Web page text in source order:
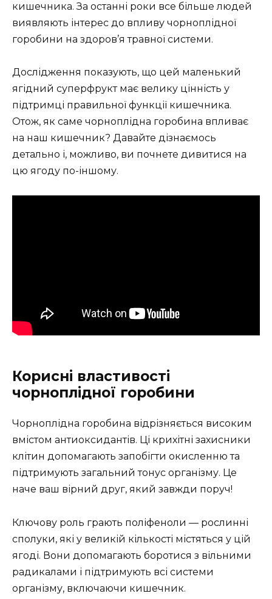
кишечника. За останні роки все більше людей
виявляють інтерес до впливу чорноплідної
горобини на здоров’я травної системи.
Дослідження показують, що цей маленький
ягідний суперфрукт має велику цінність у
підтримці правильної функції кишечника.
Отож, як саме чорноплідна горобина впливає
на наш кишечник? Давайте дізнаємось
детально і, можливо, ви почнете дивитися на
цю ягоду по-іншому.
Корисні властивості
чорноплідної горобини
Чорноплідна горобина відрізняється високим
вмістом антиоксидантів. Ці крихітні захисники
клітин допомагають запобігти окисленню та
підтримують загальний тонус організму. Це
наче ваш вірний друг, який завжди поруч!
Ключову роль грають поліфеноли — рослинні
сполуки, які у великій кількості містяться у цій
ягоді. Вони допомагають боротися з вільними
радикалами і підтримують всі системи
організму, включаючи кишечник.